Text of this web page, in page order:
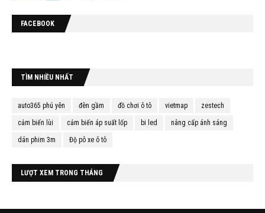
FACEBOOK
TÌM NHIỀU NHẤT
auto365 phú yên đèn gầm đồ chơi ô tô vietmap zestech
cảm biến lùi cảm biến áp suất lốp bi led nâng cấp ánh sáng
dán phim 3m Độ pô xe ô tô
LƯỢT XEM TRONG THÁNG